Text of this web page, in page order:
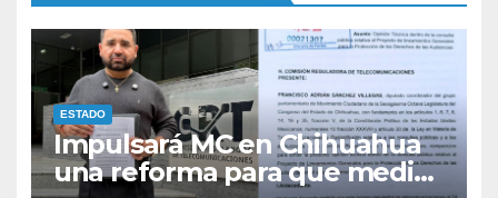
ESTADO
Impulsará MC en Chihuahua
una reforma para que medios